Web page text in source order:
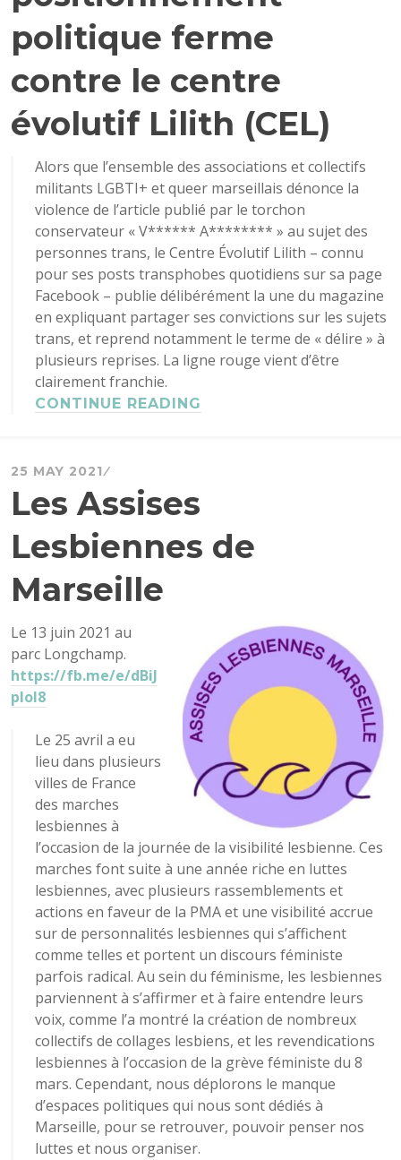
politique ferme
contre le centre
évolutif Lilith (CEL)
Alors que l’ensemble des associations et collectifs
militants LGBTI+ et queer marseillais dénonce la
violence de l’article publié par le torchon
conservateur « V****** A******** » au sujet des
personnes trans, le Centre Évolutif Lilith – connu
pour ses posts transphobes quotidiens sur sa page
Facebook – publie délibérément la une du magazine
en expliquant partager ses convictions sur les sujets
trans, et reprend notamment le terme de « délire » à
plusieurs reprises. La ligne rouge vient d’être
clairement franchie.
CONTINUE READING
25 MAY 2021
Les Assises
Lesbiennes de
Marseille
Le 13 juin 2021 au
parc Longchamp.
https://fb.me/e/dBiJ
pIoI8
Le 25 avril a eu
lieu dans plusieurs
villes de France
des marches
lesbiennes à
l’occasion de la journée de la visibilité lesbienne. Ces
marches font suite à une année riche en luttes
lesbiennes, avec plusieurs rassemblements et
actions en faveur de la PMA et une visibilité accrue
sur de personnalités lesbiennes qui s’affichent
comme telles et portent un discours féministe
parfois radical. Au sein du féminisme, les lesbiennes
parviennent à s’affirmer et à faire entendre leurs
voix, comme l’a montré la création de nombreux
collectifs de collages lesbiens, et les revendications
lesbiennes à l’occasion de la grève féministe du 8
mars. Cependant, nous déplorons le manque
d’espaces politiques qui nous sont dédiés à
Marseille, pour se retrouver, pouvoir penser nos
luttes et nous organiser.